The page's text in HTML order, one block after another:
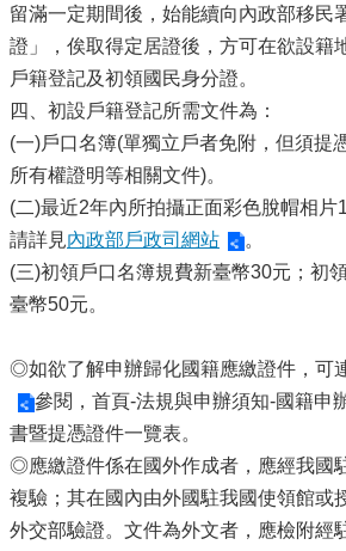
留滿一定期間後，始能續向內政部移民
證」，俟取得定居證後，方可在欲設籍
戶籍登記及初領國民身分證。
四、初設戶籍登記所需文件為：
(一)戶口名簿(單獨立戶者免附，但須提
所有權證明等相關文件)。
(二)最近2年內所拍攝正面彩色脫帽相片
請詳見內政部戶政司網站
。
(三)初領戶口名簿規費新臺幣30元；初
臺幣50元。
◎如欲了解申辦歸化國籍應繳證件，可
參閱，首頁-法規與申辦須知-國籍申
書暨提憑證件一覽表。
◎應繳證件係在國外作成者，應經我國
複驗；其在國內由外國駐我國使領館或
外交部驗證。文件為外文者，應檢附經